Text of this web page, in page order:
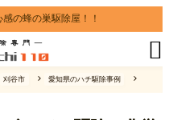
の蜂の巣駆除屋！！

刈谷市 愛知県のハチ駆除事例